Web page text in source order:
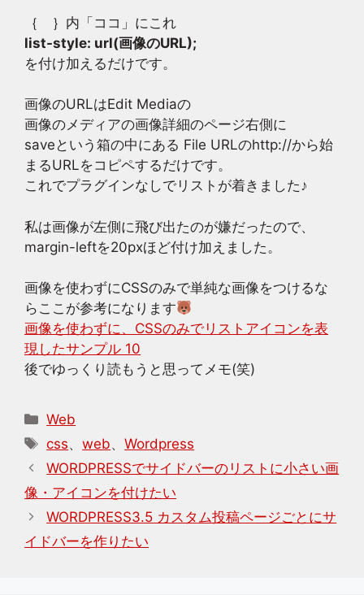
｛ ｝内「ココ」にこれ
list-style: url(画像のURL);
を付け加えるだけです。
画像のURLはEdit Mediaの
画像のメディアの画像詳細のページ右側に
saveという箱の中にある File URLのhttp://から始
まるURLをコピペするだけです。
これでプラグインなしでリストが着きました♪
私は画像が左側に飛び出たのが嫌だったので、
margin-leftを20pxほど付け加えました。
画像を使わずにCSSのみで単純な画像をつけるな
らここが参考になります
画像を使わずに、CSSのみでリストアイコンを表
現したサンプル 10
後でゆっくり読もうと思ってメモ(笑)
カ
テ
リ
ー
Web
タ
グ
css、web、Wordpress
WORDPRESSでサイドバーのリストに小さい画
像・アイコンを付けたい
WORDPRESS3.5 カスタム投稿ページごとにサ
イドバーを作りたい